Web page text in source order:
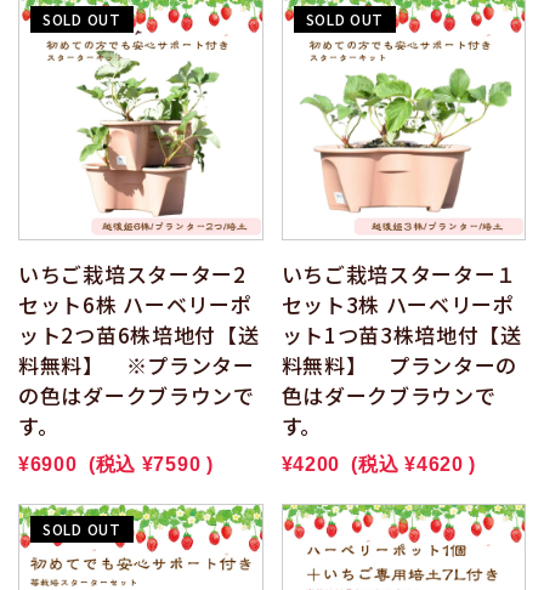
SOLD OUT
いちご栽培スターター2
セット6株 ハーベリーポ
ット2つ苗6株培地付【送
料無料】 ※プランター
の色はダークブラウンで
す。
¥6900 (税込 ¥7590 )
SOLD OUT
いちご栽培スターター１
セット3株 ハーベリーポ
ット1つ苗3株培地付【送
料無料】 プランターの
色はダークブラウンで
す。
¥4200 (税込 ¥4620 )
SOLD OUT